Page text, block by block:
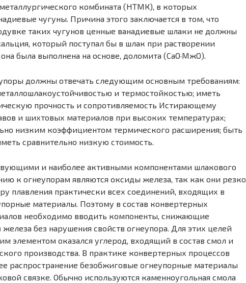
комбината (НТМК), в которых
чугуны. Причина этого заключается в том, что
таких чугунов ценные ванадиевые шлаки не должны
который поступал бы в шлак при растворении
была выполнена на основе, доломита (СаО·МжО).
должны отвечать следующим основным требованиям:
и термостойкостью; иметь
прочность и сопротивляемость Истирающему
и шихтовых материалов при высоких температурах;
низким коэффициентом термического расширения; быть
сравнительно низкую стоимость.
и наиболее активными компонентами шлакового
к огнеупорам являются оксиды железа, так как они резко
плавления практически всех соединений, входящих в
материалы. Поэтому в состав конвертерных
необходимо вводить компоненты, снижающие
без нарушения свойств огнеупора. Для этих целей
элементом оказался углерод, входящий в состав смол и
производства. В практике конвертерных процессов
распространение безобжиговые огнеупорные материалы
связке. Обычно используются каменноугольная смола